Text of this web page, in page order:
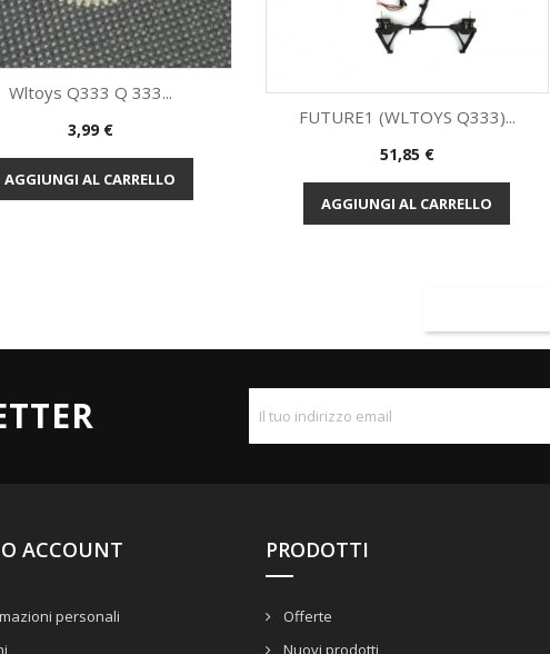
Anteprima
Wltoys Q333 Q 333...
Prezzo
3,99 €
AGGIUNGI AL CARRELLO
Anteprima
FUTURE1 (WLTOYS Q333)...
Prezzo
51,85 €
AGGIUNGI AL CARRELLO
ACCOUNT
personali
PRODOTTI
Offerte
Nuovi prodotti